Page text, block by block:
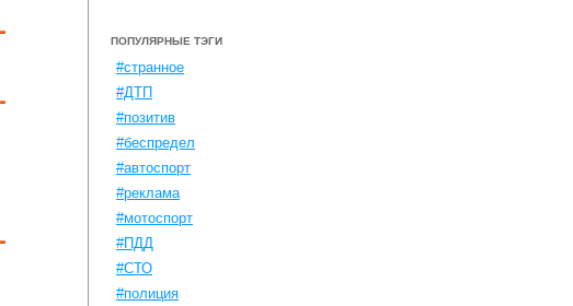
ПОПУЛЯРНЫЕ ТЭГИ
#странное
#ДТП
#позитив
#беспредел
#автоспорт
#реклама
#мотоспорт
#ПДД
#СТО
#полиция